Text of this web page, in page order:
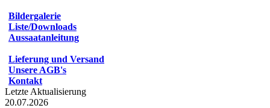
Bildergalerie
Liste/Downloads
Aussaatanleitung
Lieferung und Versand
Unsere AGB's
Kontakt
Letzte Aktualisierung
20.07.2026